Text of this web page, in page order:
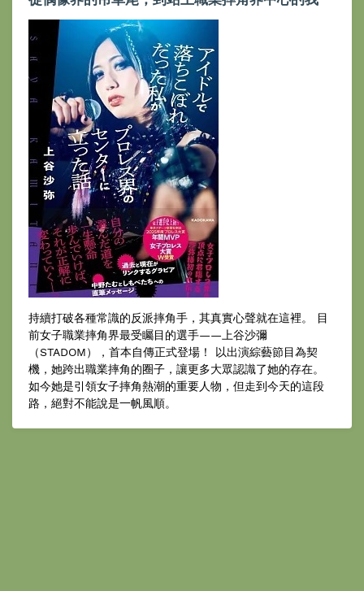
持續打破各種常識的反派摔角手，其真實心聲就在這裡。 目
前女子職業摔角界最受矚目的選手——上谷沙彌
（STADOM），首本自傳正式登場！ 以出演綜藝節目為契
機，她跨出職業摔角的圈子，讓更多大眾認識了她的存在。
如今她是引領女子摔角熱潮的重要人物，但走到今天的這段
路，絕對不能說是一帆風順。